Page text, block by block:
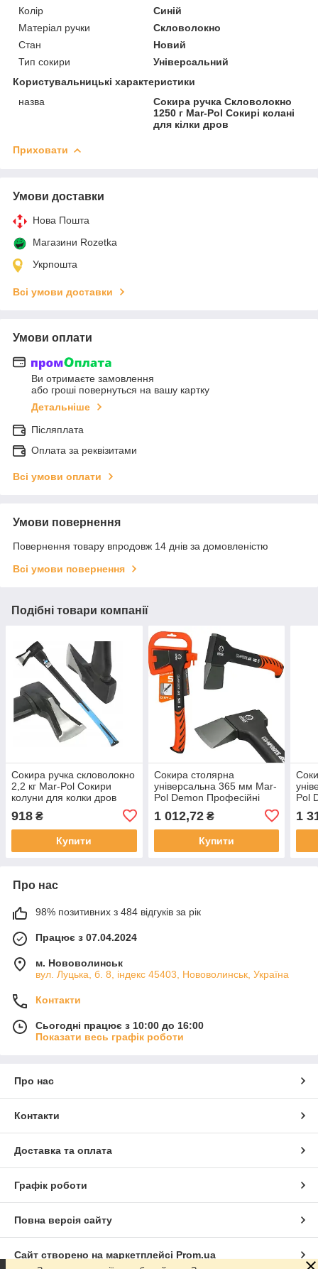
Колір
Синій
Матеріал ручки
Скловолокно
Стан
Новий
Тип сокири
Універсальний
Користувальницькі характеристики
назва
Сокира ручка Скловолокно
1250 г Mar-Pol Сокирі колані
для кілки дров
Приховати
Умови доставки
Нова Пошта
Магазини Rozetka
Укрпошта
Всі умови доставки
Умови оплати
Ви отримаєте замовлення
або гроші повернуться на вашу картку
Детальніше
Післяплата
Оплата за реквізитами
Всі умови оплати
Умови повернення
Повернення товару впродовж 14 днів за домовленістю
Всі умови повернення
Подібні товари компанії
Сокира ручка скловолокно
2,2 кг Mar-Pol Сокири
колуни для колки дров
918 ₴
Купити
Сокира столярна
універсальна 365 мм Mar-
Pol Demon Професійні
1 012,72₴
Купити
Pol
1
Про нас
98% позитивних з 484 відгуків за рік
Працює з 07.04.2024
м. Нововолинськ
вул. Луцька, б. 8, індекс 45403, Нововолинськ, Україна
Контакти
Сьогодні працює з 10:00 до 16:00
Показати весь графік роботи
Про нас
Контакти
Доставка та оплата
Графік роботи
Повна версія сайту
Сайт створено на маркетплейсі Prom.ua